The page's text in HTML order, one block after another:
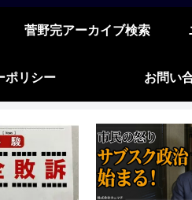
菅野完アーカイブ検索
ポリシー お問い